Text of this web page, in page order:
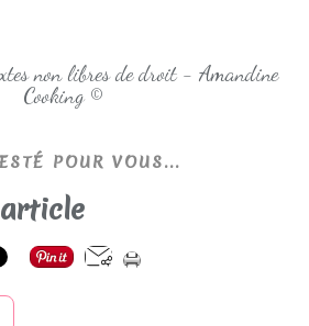
non libres de droit - Amandine
Cooking ©
POUR VOUS...